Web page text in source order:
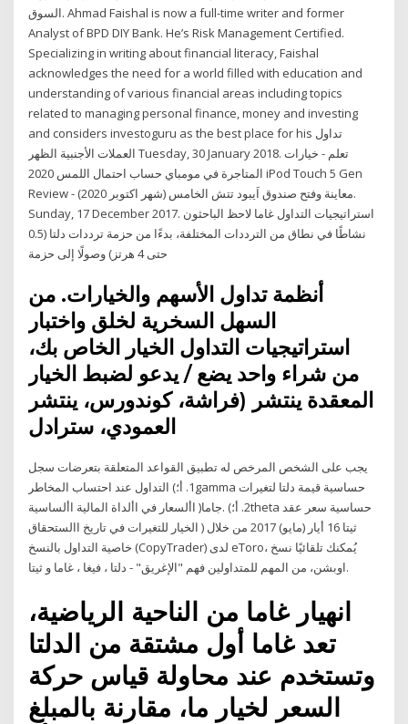
السوق. Ahmad Faishal is now a full-time writer and former
Analyst of BPD DIY Bank. He’s Risk Management Certified.
Specializing in writing about financial literacy, Faishal
acknowledges the need for a world filled with education and
understanding of various financial areas including topics
related to managing personal finance, money and investing
and considers investoguru as the best place for his تداول
العملات الأجنبية الظهر Tuesday, 30 January 2018. تعلم - خيارات
المتاجرة في مومباي حساب احتمال اللمس 2020 iPod Touch 5 Gen
Review - معاينة وفتح صندوق اَيبود تتش الخامس (شهر اكتوبر 2020).
Sunday, 17 December 2017. استراتيجيات التداول غاما لاحظ الباحثون
نشاطًا في نطاق من الترددات المختلفة، بدءًا من حزمة ترددات دلتا (0.5
حتى 4 هرتز) وصولًا إلى حزمة
أنظمة تداول الأسهم والخيارات. من
السهل السخرية لخلق واختبار
استراتيجيات التداول الخيار الخاص بك،
من شراء واحد يضع / يدعو لضبط الخيار
المعقدة ينتشر (فراشة، كوندورس، ينتشر
العمودي، سترادل
يجب على الشخص المرخص له تطبيق القواعد المتعلقة بتعرضات سجل
التداول عند احتساب المخاطر (1. أ؛gamma حساسية قيمة دلتا لتغيرات
األسعار في األداة المالية األساسية )جاما. (2. أ؛theta حساسية سعر عقد
الخيار للتغيرات في تاريخ االستحقاق ) ثيتا 16 أيار (مايو) 2017 من خلال
خاصية التداول بالنسخ (CopyTrader) لدى eToro، يُمكنك تلقائيًا نسخ
اوبشن، من المهم للمتداولين فهم "الإغريق" - دلتا ، فيغا ، غاما و ثيتا.
انهيار غاما من الناحية الرياضية،
تعد غاما أول مشتقة من الدلتا
وتستخدم عند محاولة قياس حركة
السعر لخيار ما، مقارنة بالمبلغ